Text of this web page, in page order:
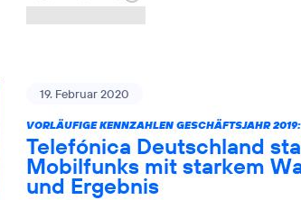
19. Februar 2020
VORLÄUFIGE KENNZAHLEN GESCHÄFTSJAHR 2019:
Telefónica Deutschland
Mobilfunks mit starkem
und Ergebnis